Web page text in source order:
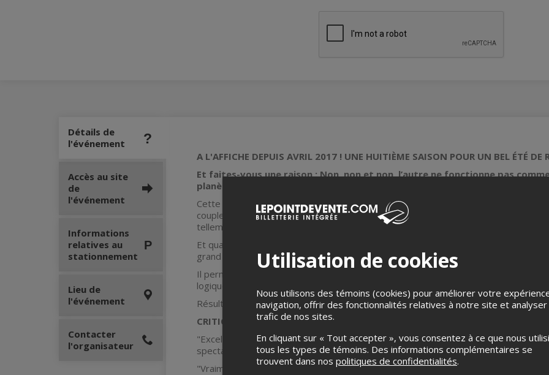
Détails de
l'événement
A L'AFFICHE DEPUIS AVRIL 2017 ! UNE HUITIÈME SAISON POUR UN BEL ÉTÉ DE
Et faites-vous une raison : Non, non et non, l’autre ne fonctionne pas
planète.
Cette comédie est un véritable décodeur des relations hommes-femmes. En quoi
couple ça fonctionne comment et pourquoi ? Ce spectacle n’en finit pas de
tellement le sujet est intemporel et universel.
Et quand il est traité avec autant de légèreté et de profondeur, d’humour et de
grand talent, on comprend pourquoi il bat tous les records de popularité depuis 25
Il permet à chacun de mieux comprendre l’autre. Drôle sans jamais être
logiques masculine et féminine.
Résultat ? Echanges de regards, coups de coudes… On rit beaucoup, de soi, de
CRITIQUES
"Excellent spectacle – très éducatif et plein d’humour Très très très bon comédien
spectacle – vous ne le regretterez pas"
"Vraiment bon moment en votre compagnie. Très drôle, et réaliste et quel talent
Accès au site
de
l'événement
Informations
relatives au
stationnement
Lieu de
l'événement
Contacter
l'organisateur
Utilisation de cookies
Nous utilisons des témoins (cookies) pour améliorer votre
navigation, offrir des fonctionnalités relatives à notre site et analyser
trafic de nos sites.
En cliquant sur « Tout accepter », vous consentez à ce que nous
tous les types de témoins. Des informations complémentaires se
trouvent dans nos politiques de confidentialités.